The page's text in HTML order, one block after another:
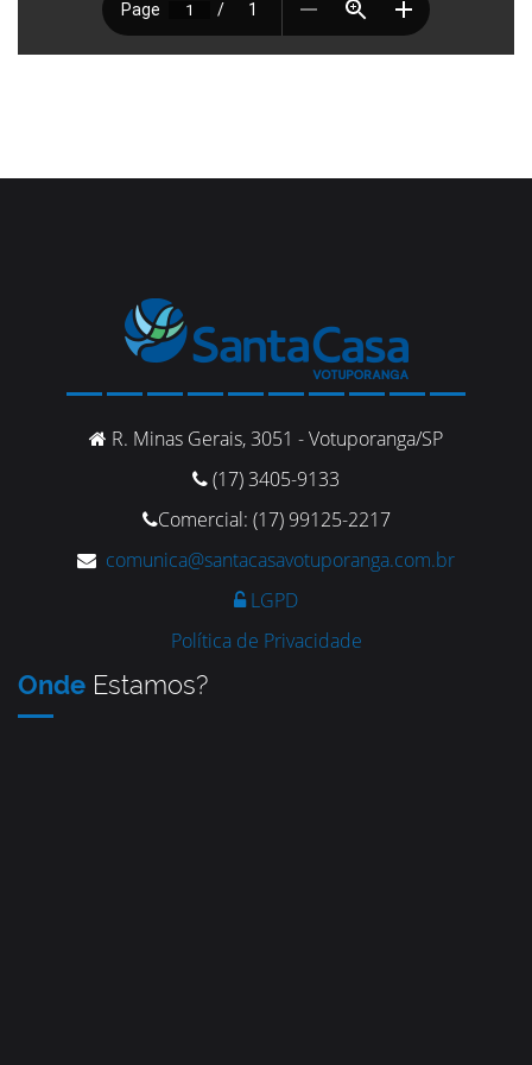
R. Minas Gerais, 3051 - Votuporanga/SP
(17) 3405-9133
Comercial: (17) 99125-2217
comunica@santacasavotuporanga.com.br
LGPD
Política de Privacidade
Onde Estamos?